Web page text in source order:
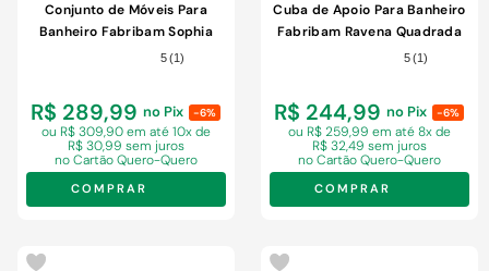
Conjunto de Móveis Para
Banheiro Fabribam Sophia
Suspenso 60cm Carvalho
5 (1)
R$ 289,99 no Pix -6%
ou R$ 309,90 em até 10x de
R$ 30,99 sem juros
no Cartão Quero-Quero
COMPRAR
Cuba de Apoio Para Banheiro
Fabribam Ravena Quadrada
Preto 87295 (1)
R$ 244,99 no Pix -6%
ou R$ 259,99 em até 8x de
R$ 32,49 sem juros
no Cartão Quero-Quero
COMPRAR